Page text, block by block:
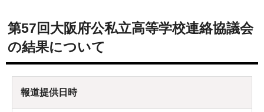
第57回大阪府公私立高等学校連絡協議会
の結果について
報道提供日時